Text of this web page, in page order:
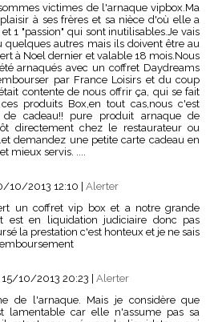
victimes de l'arnaque vipbox.Ma
à ses frères et sa nièce d'où elle a
1 "passion" qui sont inutilisables.Je vais
quelques autres mais ils doivent être au
à Noel dernier et valable 18 mois.Nous
arnaqués avec un coffret Daydreams
par France Loisirs et du coup
contente de nous offrir ça, qui se fait
produits Box,en tout cas,nous c'est
cadeau!! pure produit arnaque de
directement chez le restaurateur ou
demandez une petite carte cadeau en
mieux servis. ....
10/2013 12:10
Alerter
un coffret vip box et a notre grande
est en liquidation judiciaire donc pas
la prestation c'est honteux et je ne sais
15/10/2013 20:23
Alerter
de l'arnaque. Mais je considère que
lamentable car elle n'assume pas sa